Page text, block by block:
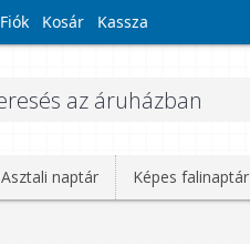
Fiók Kosár Kassza
Asztali naptár Képes falinaptár